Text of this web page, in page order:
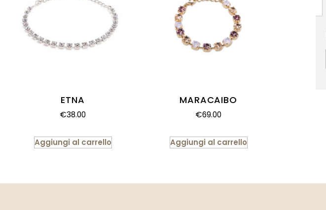
ETNA
€38.00
Aggiungi al carrello
MARACAIBO
€69.00
Aggiungi al carrello